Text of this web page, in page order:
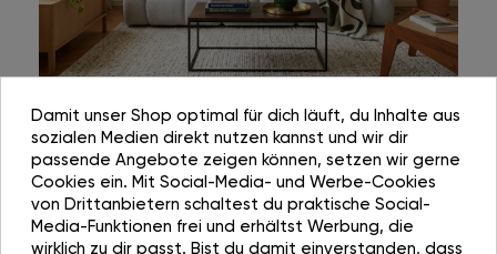
Damit unser Shop optimal für dich läuft, du Inhalte aus
sozialen Medien direkt nutzen kannst und wir dir
passende Angebote zeigen können, setzen wir gerne
Cookies ein. Mit Social-Media- und Werbe-Cookies
von Drittanbietern schaltest du praktische Social-
Media-Funktionen frei und erhältst Werbung, die
wirklich zu dir passt. Bist du damit einverstanden, dass